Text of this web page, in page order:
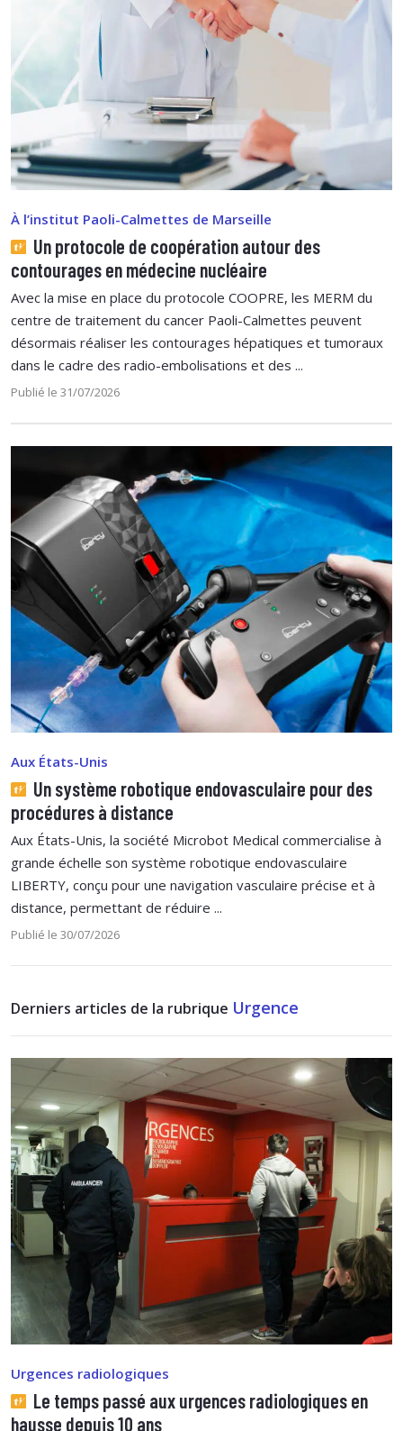
À l’institut Paoli-Calmettes de Marseille
Un protocole de coopération autour des
contourages en médecine nucléaire
Avec la mise en place du protocole COOPRE, les MERM du
centre de traitement du cancer Paoli-Calmettes peuvent
désormais réaliser les contourages hépatiques et tumoraux
dans le cadre des radio-embolisations et des ...
Publié le 31/07/2026
Aux États-Unis
Un système robotique endovasculaire pour des
procédures à distance
Aux États-Unis, la société Microbot Medical commercialise à
grande échelle son système robotique endovasculaire
LIBERTY, conçu pour une navigation vasculaire précise et à
distance, permettant de réduire ...
Publié le 30/07/2026
Derniers articles de la rubrique Urgence
Urgences radiologiques
Le temps passé aux urgences radiologiques en
hausse depuis 10 ans